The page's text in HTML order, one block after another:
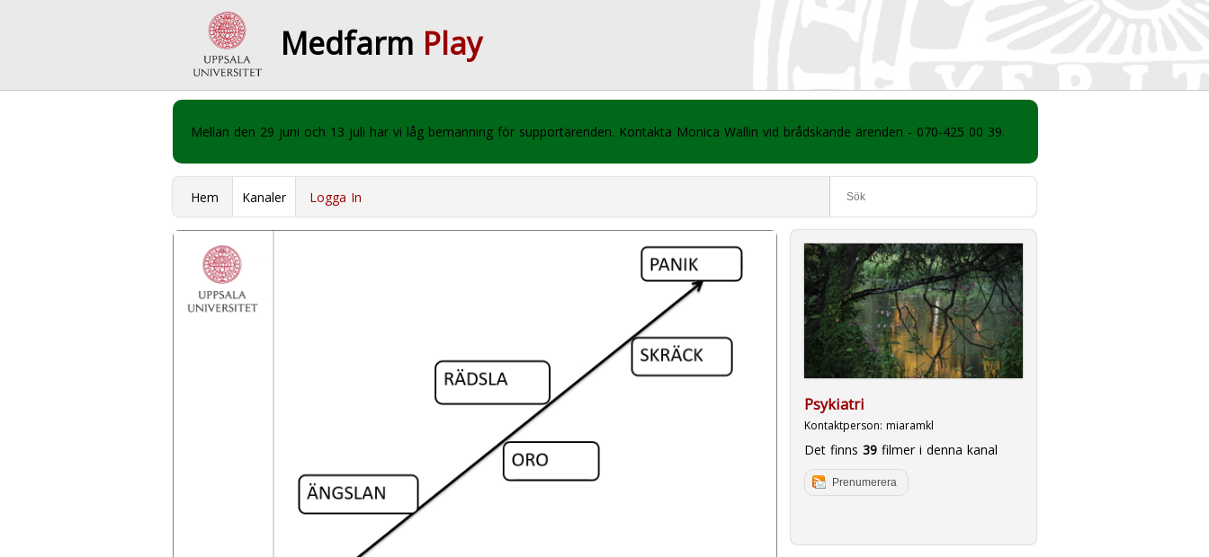
Medfarm Play
Mellan den 29 juni och 13 juli har vi låg bemanning för supportärenden. Kontakta Monica Wallin vid brådskande ärenden - 070-425 00 39.
Hem Kanaler Logga In
Psykiatri
Kontaktperson: miaramkl
Det finns 39filmer i denna kanal
Prenumerera